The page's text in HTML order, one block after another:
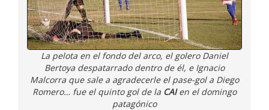
La pelota en el fondo del arco, el golero Daniel
Bertoya despatarrado dentro de él, e Ignacio
Malcorra que sale a agradecerle el pase-gol a Diego
Romero… fue el quinto gol de la CAIen el domingo
patagónico